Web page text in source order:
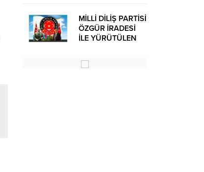
Basın Açıklaması
MİLLİ DİLİŞ PARTİSİ
ÖZGÜR İRADESİ
İLE YÜRÜTÜLEN
OLUŞUMUDUR